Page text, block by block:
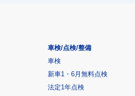
車検/点検/整備
車検
新車1・6月無料点検
法定1年点検